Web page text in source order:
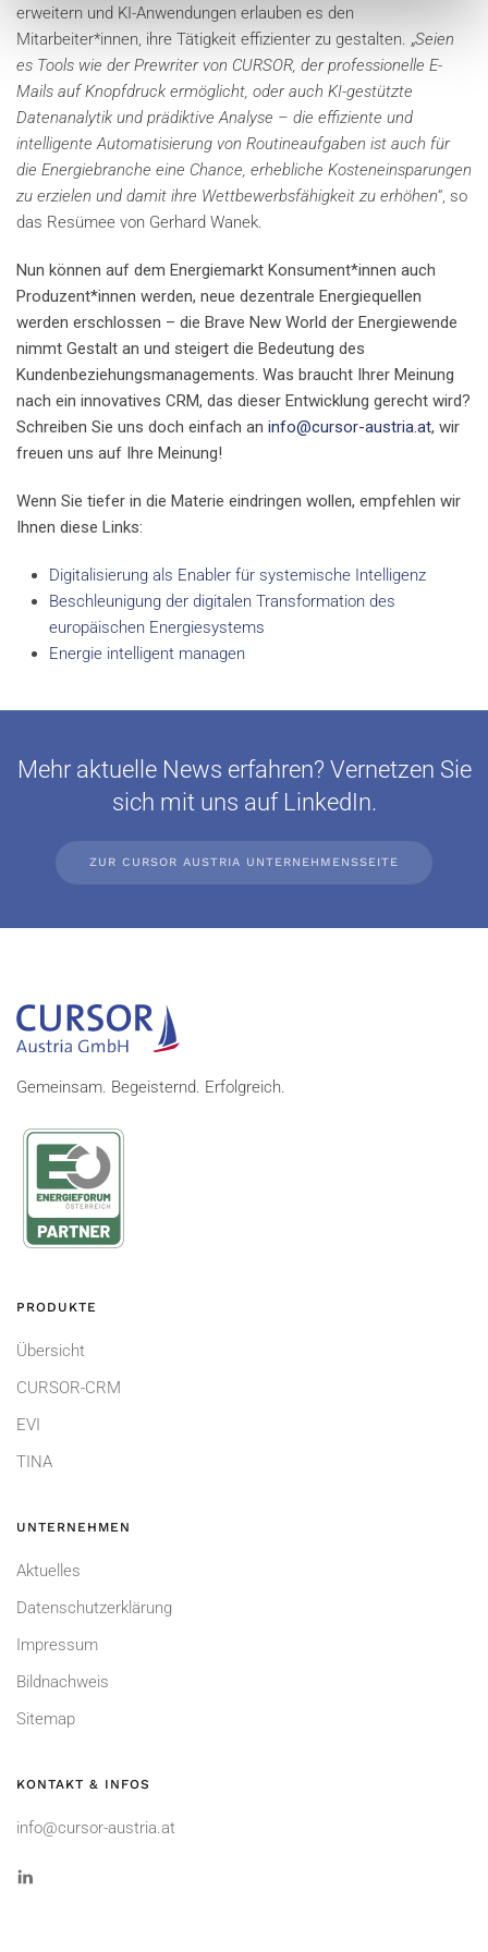
erweitern und KI-Anwendungen erlauben es den
Mitarbeiter*innen, ihre Tätigkeit effizienter zu gestalten. „Seien
es Tools wie der Prewriter von CURSOR, der professionelle E-
Mails auf Knopfdruck ermöglicht, oder auch KI-gestützte
Datenanalytik und prädiktive Analyse – die effiziente und
intelligente Automatisierung von Routineaufgaben ist auch für
die Energiebranche eine Chance, erhebliche Kosteneinsparungen
zu erzielen und damit ihre Wettbewerbsfähigkeit zu erhöhen“, so
das Resümee von Gerhard Wanek.
Nun können auf dem Energiemarkt Konsument*innen auch
Produzent*innen werden, neue dezentrale Energiequellen
werden erschlossen – die Brave New World der Energiewende
nimmt Gestalt an und steigert die Bedeutung des
Kundenbeziehungsmanagements. Was braucht Ihrer Meinung
nach ein innovatives CRM, das dieser Entwicklung gerecht wird?
Schreiben Sie uns doch einfach an info@cursor-austria.at, wir
freuen uns auf Ihre Meinung!
Wenn Sie tiefer in die Materie eindringen wollen, empfehlen wir
Ihnen diese Links:
Digitalisierung als Enabler für systemische Intelligenz
Beschleunigung der digitalen Transformation des
europäischen Energiesystems
Energie intelligent managen
Mehr aktuelle News erfahren? Vernetzen Sie
sich mit uns auf LinkedIn.
ZUR CURSOR AUSTRIA UNTERNEHMENSSEITE
Gemeinsam. Begeisternd. Erfolgreich.
PRODUKTE
Übersicht
CURSOR-CRM
EVI
TINA
UNTERNEHMEN
Aktuelles
Datenschutzerklärung
Impressum
Bildnachweis
Sitemap
KONTAKT & INFOS
info@cursor-austria.at